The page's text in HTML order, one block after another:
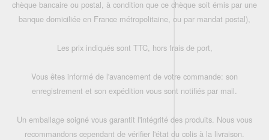
chèque bancaire ou postal, à condition que ce chèque soit émis par une
banque domiciliée en France métropolitaine, ou par mandat postal),
Les prix indiqués sont TTC, hors frais de port,
Vous êtes informé de l'avancement de votre commande: son
enregistrement et son expédition vous sont notifiés par mail.
Un emballage soigné vous garantit l'intégrité des produits. Nous vous
recommandons cependant de vérifier l'état du colis à la livraison.